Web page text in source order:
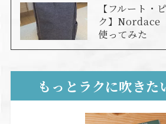
【フルート・
ク】Nordace
使ってみた
もっとラクに吹きた